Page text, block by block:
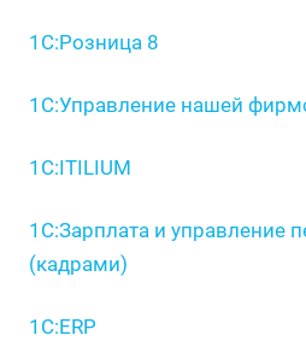
1С:Розница 8
1С:Управление нашей
1С:ITILIUM
1С:Зарплата и управление
(кадрами)
1С:ERP